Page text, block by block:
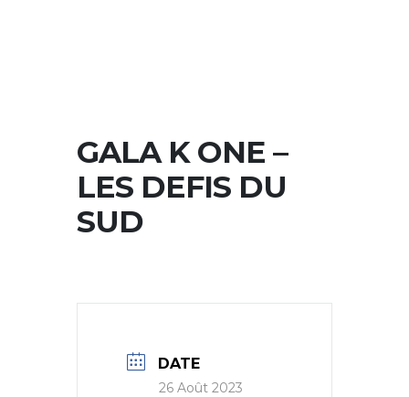
GALA K ONE –
LES DEFIS DU
SUD
DATE
26 Août 2023